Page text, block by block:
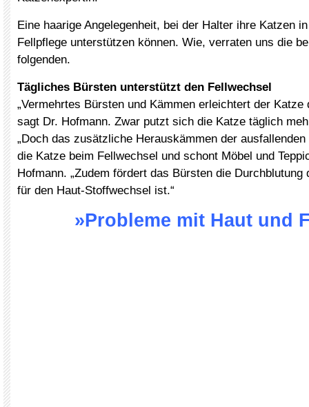
Eine haarige Angelegenheit, bei der Halter ihre Katzen
Fellpflege unterstützen können. Wie, verraten uns die
folgenden.
Tägliches Bürsten unterstützt den Fellwechsel
„Vermehrtes Bürsten und Kämmen erleichtert der Katze
sagt Dr. Hofmann. Zwar putzt sich die Katze täglich
„Doch das zusätzliche Herauskämmen der
die Katze beim Fellwechsel und schont Möbel und
Hofmann. „Zudem fördert das Bürsten die Durchblutung
für den Haut-Stoffwechsel ist.“
»Probleme mit Haut und